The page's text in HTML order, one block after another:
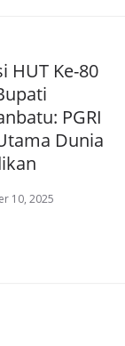
HUT Ke-80
PGRI
Dunia
10, 2025